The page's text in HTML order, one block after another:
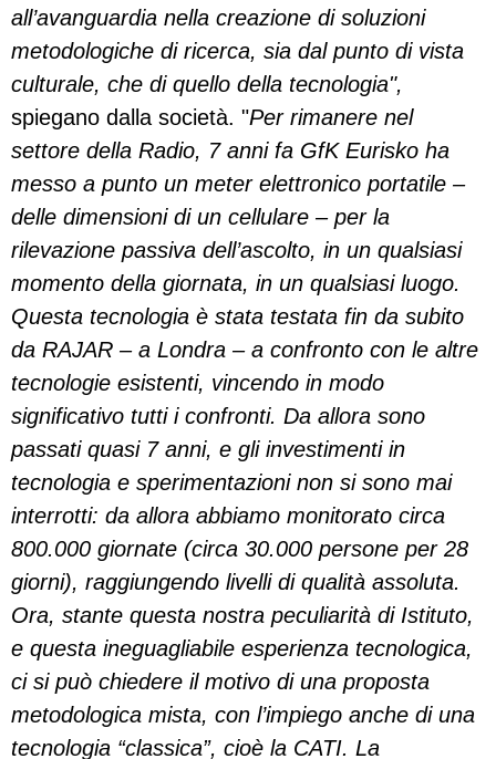
all’avanguardia nella creazione di soluzioni
metodologiche di ricerca, sia dal punto di vista
culturale, che di quello della tecnologia",
spiegano dalla società. "Per rimanere nel
settore della Radio, 7 anni fa GfK Eurisko ha
messo a punto un meter elettronico portatile –
delle dimensioni di un cellulare – per la
rilevazione passiva dell’ascolto, in un qualsiasi
momento della giornata, in un qualsiasi luogo.
Questa tecnologia è stata testata fin da subito
da RAJAR – a Londra – a confronto con le altre
tecnologie esistenti, vincendo in modo
significativo tutti i confronti. Da allora sono
passati quasi 7 anni, e gli investimenti in
tecnologia e sperimentazioni non si sono mai
interrotti: da allora abbiamo monitorato circa
800.000 giornate (circa 30.000 persone per 28
giorni), raggiungendo livelli di qualità assoluta.
Ora, stante questa nostra peculiarità di Istituto,
e questa ineguagliabile esperienza tecnologica,
ci si può chiedere il motivo di una proposta
metodologica mista, con l’impiego anche di una
tecnologia “classica”, cioè la CATI. La